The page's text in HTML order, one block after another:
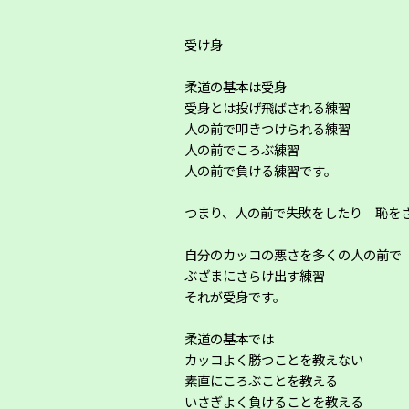
受け身
柔道の基本は受身
受身とは投げ飛ばされる練習
人の前で叩きつけられる練習
人の前でころぶ練習
人の前で負ける練習です。
つまり、人の前で失敗をしたり 恥を
自分のカッコの悪さを多くの人の前で
ぶざまにさらけ出す練習
それが受身です。
柔道の基本では
カッコよく勝つことを教えない
素直にころぶことを教える
いさぎよく負けることを教える